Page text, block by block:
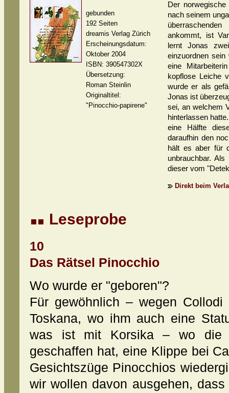
gebunden
192 Seiten
dreamis Verlag Zürich
Erscheinungsdatum:
Oktober 2004
ISBN: 390547302X
Übersetzung:
Roman Steinlin
Originaltitel:
"Pinocchio-papirene"
Der
nach seinem
ankommt, ist
lernt Jonas
einzuordnen
eine
kopflose Leiche
wurde er als
Jonas ist
sei, an welchem
hinterlassen
eine Hälfte
daraufhin den
hält es aber für
unbrauchbar.
dieser vom
Direkt beim
Leseprobe
10
Das Rätsel Pinocchio
Wo wurde er "geboren"?
Für gewöhnlich – wegen
Toskana, wo ihm auch eine
was ist mit Korsika – wo die
geschaffen hat, eine Klippe bei
Gesichtszüge Pinocchios
wir wollen davon ausgehen,